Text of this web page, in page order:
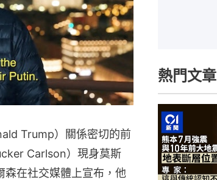
Trump）關係密切的前
Carlson）現身莫斯
森在社交媒體上宣布，他
熱門文章